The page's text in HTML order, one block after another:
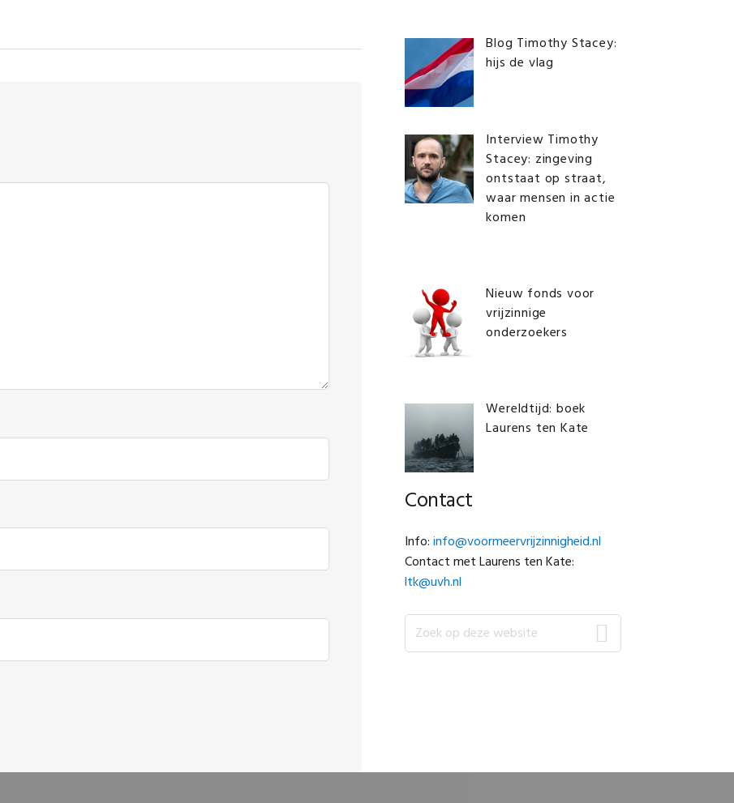
Blog Timothy Stacey:
hijs de vlag
Interview Timothy
Stacey: zingeving
ontstaat op straat,
waar mensen in actie
komen
Nieuw fonds voor
vrijzinnige
onderzoekers
Wereldtijd: boek
Laurens ten Kate
Contact
Info:info@voormeervrijzinnigheid.nl
Contact met Laurens ten Kate:
ltk@uvh.nl
Zoek
op